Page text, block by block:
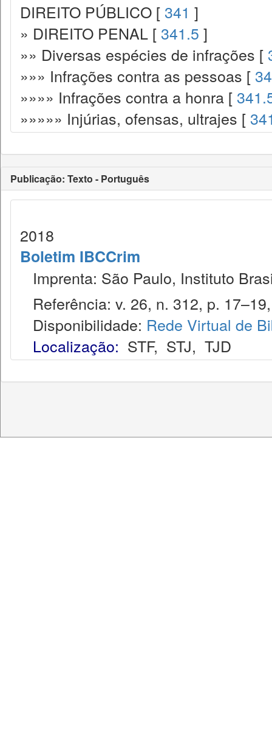
DIREITO PÚBLICO [ 341 ]
» DIREITO PENAL [ 341.5 ]
»» Diversas espécies de infrações [
»»» Infrações contra as pessoas [
»»»» Infrações contra a honra [
»»»»» Injúrias, ofensas, ultrajes [
Publicação: Texto - Português
2018
Boletim IBCCrim
Imprenta: São Paulo, Instituto
Referência: v. 26, n. 312, p.
Disponibilidade: Rede Virtual de
Localização: STF, STJ, TJD